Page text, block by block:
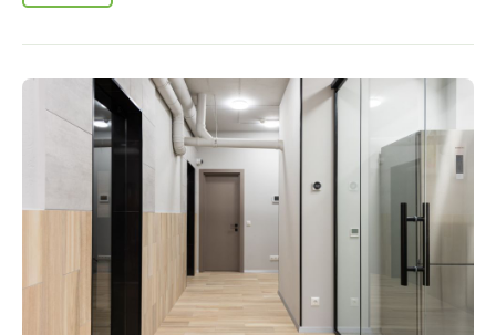
ホテル
工場・倉庫
神奈川
千葉
埼玉
茨城
栃木
施工事例
お客様の声
完全ガイド
製品比較
用語集
コラム
個人のお客様へ
法人のお客様へ